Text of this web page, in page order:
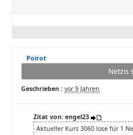
Poirot
Netzis
Geschrieben : vor 9 Jahren
Zitat von: engel23
Aktueller Kurs 3060 lose für 1